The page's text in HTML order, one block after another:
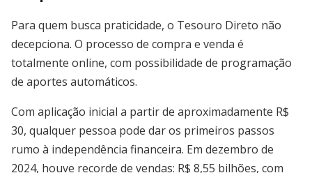
Para quem busca praticidade, o Tesouro Direto não
decepciona. O processo de compra e venda é
totalmente online, com possibilidade de programação
de aportes automáticos.
Com aplicação inicial a partir de aproximadamente R$
30, qualquer pessoa pode dar os primeiros passos
rumo à independência financeira. Em dezembro de
2024, houve recorde de vendas: R$ 8,55 bilhões, com